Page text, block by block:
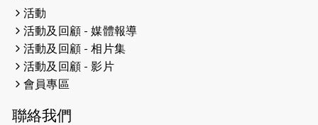
2024-11-17
2024-10-30
連續第七年獲得 #香港中小型企業總
商會「#友商有良」嘉許計劃的嘉許
活動
活動及回顧 - 媒體報導
活動及回顧 - 相片集
活動及回顧 - 影片
會員專區
聯絡我們